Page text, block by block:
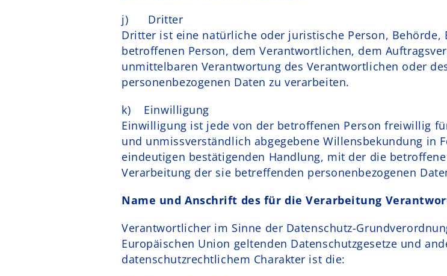
j) Dritter
Dritter ist eine natürliche oder juristische Person,
betroffenen Person, dem Verantwortlichen, dem
unmittelbaren Verantwortung des Verantwortlichen oder
personenbezogenen Daten zu verarbeiten.
k) Einwilligung
Einwilligung ist jede von der betroffenen Person freiwillig
und unmissverständlich abgegebene Willensbekundung in
eindeutigen bestätigenden Handlung, mit der die
Verarbeitung der sie betreffenden personenbezogenen
Name und Anschrift des für die Verarbeitung
Verantwortlicher im Sinne der Datenschutz-
Europäischen Union geltenden Datenschutzgesetze und
datenschutzrechtlichem Charakter ist die: